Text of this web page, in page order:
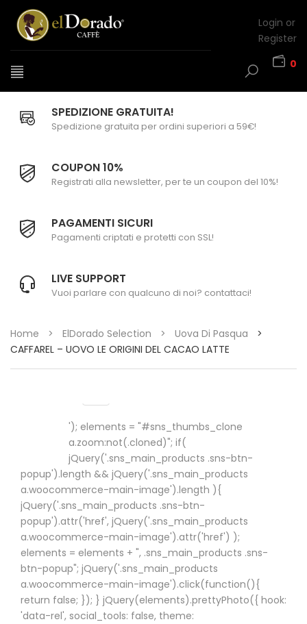
Login or
Register
0
SPEDIZIONE GRATUITA!
Spedizione gratuita per ordini superiori a 59€!
COUPON 10%
Registrati alla newsletter, per te un coupon del 10%!
PAGAMENTI SICURI
Pagamenti criptati e protetti con SSL!
LIVE SUPPORT
Vuoi parlare con qualcuno di noi? contattaci!
Home > ElDorado Selection > Uova Di Pasqua
>
CAFFAREL – UOVO LE ORIGINI DEL CACAO LATTE
'); elements = "#sns_thumbs_clone
a.zoom:not(.cloned)"; if(
jQuery('.sns_main_products .sns-btn-
popup').length && jQuery('.sns_main_products
a.woocommerce-main-image').length ){
jQuery('.sns_main_products .sns-btn-
popup').attr('href', jQuery('.sns_main_products
a.woocommerce-main-image').attr('href') );
elements = elements + ", .sns_main_products .sns-
btn-popup"; jQuery('.sns_main_products
a.woocommerce-main-image').click(function(){
return false; }); } jQuery(elements).prettyPhoto({ hook:
'data-rel', social_tools: false, theme: